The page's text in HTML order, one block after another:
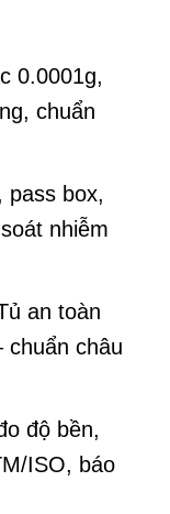
0.0001g,
chuẩn
pass box,
nhiễm
an toàn
chuẩn châu
độ bền,
ISO, báo